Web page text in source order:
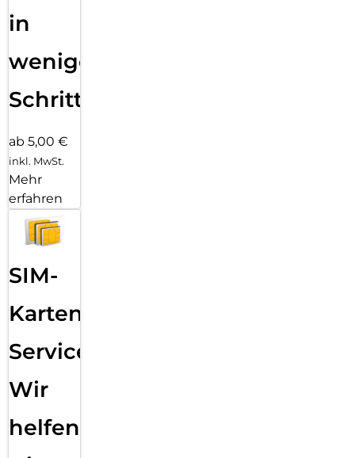
in
wenigen
Schritten
ab 5,00 €
inkl. MwSt.
Mehr
erfahren
SIM-
Karten
Service:
Wir
helfen